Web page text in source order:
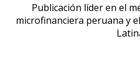
Publicación líder en el
microfinanciera peruana y